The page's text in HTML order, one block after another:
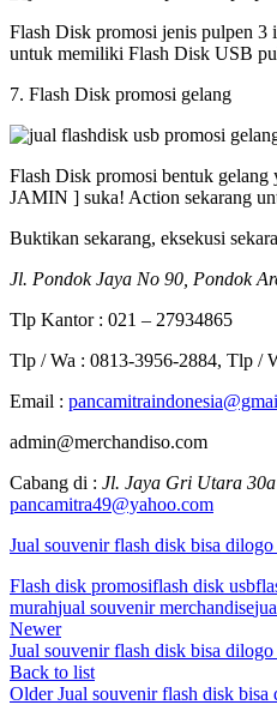
Flash Disk promosi jenis pulpen 3
untuk memiliki Flash Disk USB
7. Flash Disk promosi gelang
Flash Disk promosi bentuk gelang
JAMIN ] suka! Action sekarang
Buktikan sekarang, eksekusi
Jl. Pondok Jaya No 90, Pondok
Tlp Kantor : 021 – 27934865
Tlp / Wa : 0813-3956-2884, Tlp /
Email :
admin@merchandiso.com
Cabang di : Jl. Jaya Gri Utara
pancamitra49@yahoo.com
Jual souvenir flash disk bisa
Flash disk promosiflash disk usb
murahjual souvenir merchandise
Newer
Jual souvenir flash disk bisa
Back to list
Older Jual souvenir flash disk